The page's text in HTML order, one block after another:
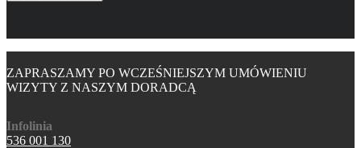
ZAPRASZAMY PO WCZEŚNIEJSZYM UMÓWIENIU
WIZYTY Z NASZYM DORADCĄ
Infolinia
536 001 130